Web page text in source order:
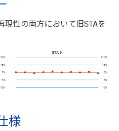
現性の両方において旧STAを
様